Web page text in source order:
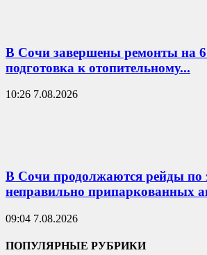
В Сочи завершены ремонты на
подготовка к отопительному...
10:26 7.08.2026
В Сочи продолжаются рейды по
неправильно припаркованных
09:04 7.08.2026
ПОПУЛЯРНЫЕ РУБРИКИ